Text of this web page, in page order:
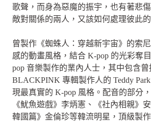
歌聲，而身為惡魔的振宇，也有著悲
敵對關係的兩人，又該如何處理彼此
曾製作《蜘蛛人：穿越新宇宙》的索
感的動畫風格，結合 K-pop 的光彩奪
pop 音樂製作的業內人士，其中包含曾
BLACKPINK 專輯製作人的 Teddy
現最真實的 K-pop 風格。配音的部分
《魷魚遊戲》李炳憲、《社內相親》
韓國篇》金倫珍等韓流明星，頂級製